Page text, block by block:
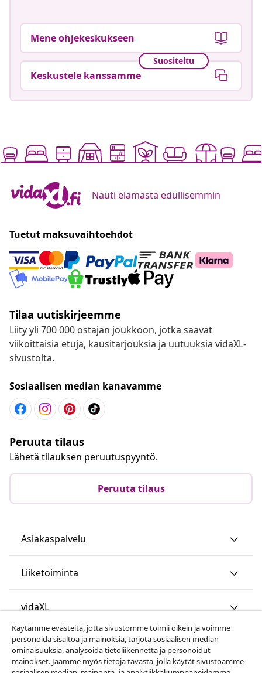
Mene ohjekeskukseen
Suositeltu
Keskustele kanssamme
Nauti elämästä edullisemmin
Tuetut maksuvaihtoehdot
Tilaa uutiskirjeemme
Liity yli 700 000 ostajan joukkoon, jotka saavat
viikoittaisia etuja, kausitarjouksia ja uutuuksia vidaXL-
sivustolta.
Sosiaalisen median kanavamme
Peruuta tilaus
Lähetä tilauksen peruutuspyyntö.
Peruuta tilaus
Asiakaspalvelu
Liiketoiminta
vidaXL
Löydä lisää
Käytämme evästeitä, jotta sivustomme toimii oikein ja voimme
personoida sisältöä ja mainoksia, tarjota sosiaalisen median
ominaisuuksia, analysoida tietoliikennettä ja personoidut
mainokset. Jaamme myös tietoja tavasta, jolla käytät sivustoamme